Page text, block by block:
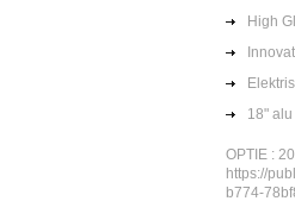
High
18"
OPTIE :
https://
b774-